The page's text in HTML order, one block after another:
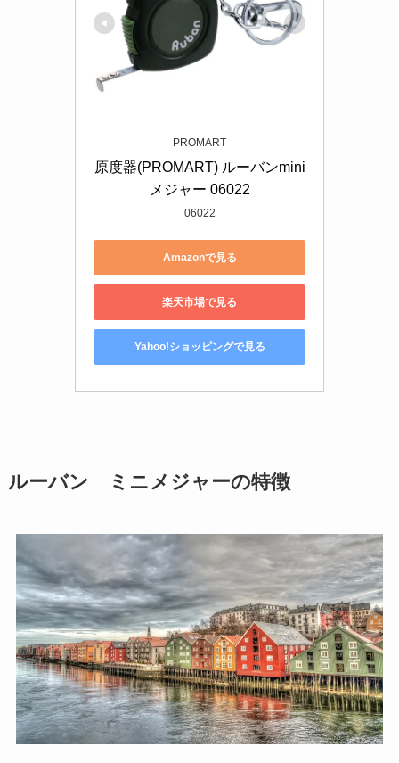
PROMART
原度器(PROMART) ルーバンmini
メジャー 06022
06022
Amazonで見る
楽天市場で見る
Yahoo!ショッピングで見る
ルーバン ミニメジャーの特徴